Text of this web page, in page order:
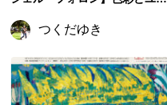
に迫る大回顧展
つくだゆき